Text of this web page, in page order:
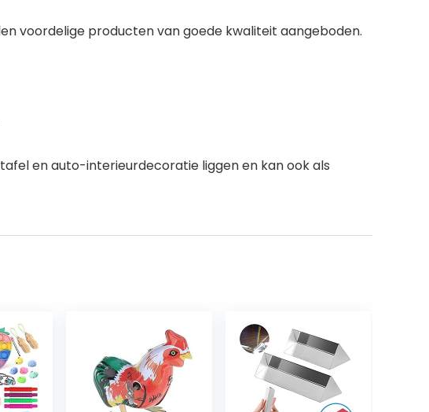
voordelige producten van goede kwaliteit aangeboden.
en auto-interieurdecoratie liggen en kan ook als